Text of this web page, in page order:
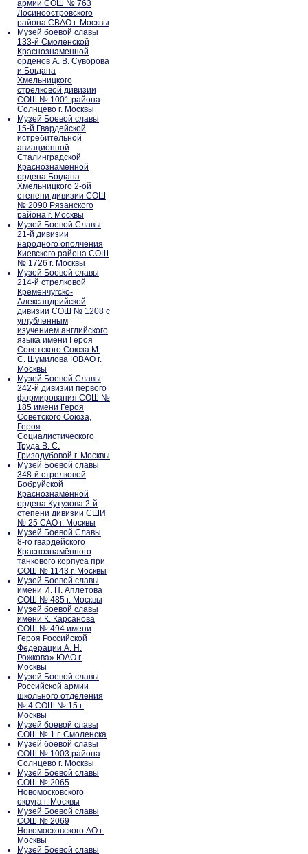
армии СОШ № 763
Лосиноостровского
района СВАО г. Москвы
Музей боевой славы
133-й Смоленской
Краснознаменной
орденов А. В. Суворова
и Богдана
Хмельницкого
стрелковой дивизии
СОШ № 1001 района
Солнцево г. Москвы
Музей Боевой славы
15-й Гвардейской
истребительной
авиационной
Сталинградской
Краснознаменной
ордена Богдана
Хмельницкого 2-ой
степени дивизии СОШ
№ 2090 Рязанского
района г. Москвы
Музей Боевой Славы
21-й дивизии
народного ополчения
Киевского района СОШ
№ 1726 г. Москвы
Музей Боевой славы
214-й стрелковой
Кременчугско-
Александрийской
дивизии СОШ № 1208 с
углубленным
изучением английского
языка имени Героя
Советского Союза М.
С. Шумилова ЮВАО г.
Москвы
Музей Боевой Славы
242-й дивизии первого
формирования СОШ №
185 имени Героя
Советского Союза,
Героя
Социалистического
Труда В. С.
Гризодубовой г. Москвы
Музей Боевой славы
348-й стрелковой
Бобруйской
Краснознамённой
ордена Кутузова 2-й
степени дивизии СШИ
№ 25 САО г. Москвы
Музей Боевой Славы
8-го гвардейского
Краснознамённого
танкового корпуса при
СОШ № 1143 г. Москвы
Музей Боевой славы
имени И. П. Аплетова
СОШ № 485 г. Москвы
Музей боевой славы
имени К. Карсанова
СОШ № 494 имени
Героя Российской
Федерации А. Н.
Рожкова» ЮАО г.
Москвы
Музей Боевой славы
Российской армии
школьного отделения
№ 4 СОШ № 15 г.
Москвы
Музей боевой славы
СОШ № 1 г. Смоленска
Музей боевой славы
СОШ № 1003 района
Солнцево г. Москвы
Музей Боевой славы
СОШ № 2065
Новомосковского
округа г. Москвы
Музей Боевой славы
СОШ № 2069
Новомосковского АО г.
Москвы
Музей Боевой славы